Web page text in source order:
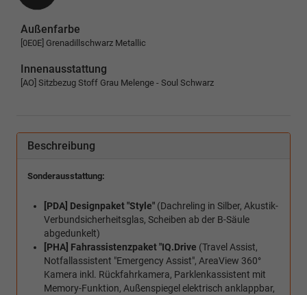
Außenfarbe
[0E0E] Grenadillschwarz Metallic
Innenausstattung
[AO] Sitzbezug Stoff Grau Melenge - Soul Schwarz
Beschreibung
Sonderausstattung:
[PDA] Designpaket "Style" (Dachreling in Silber, Akustik-
Verbundsicherheitsglas, Scheiben ab der B-Säule
abgedunkelt)
[PHA] Fahrassistenzpaket "IQ.Drive (Travel Assist,
Notfallassistent "Emergency Assist", AreaView 360°
Kamera inkl. Rückfahrkamera, Parklenkassistent mit
Memory-Funktion, Außenspiegel elektrisch anklappbar,